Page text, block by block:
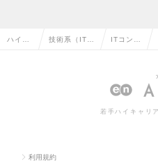
ハイク 技術系（IT・ ITコンサ
の転職
若手ハイキャリ
利用規約